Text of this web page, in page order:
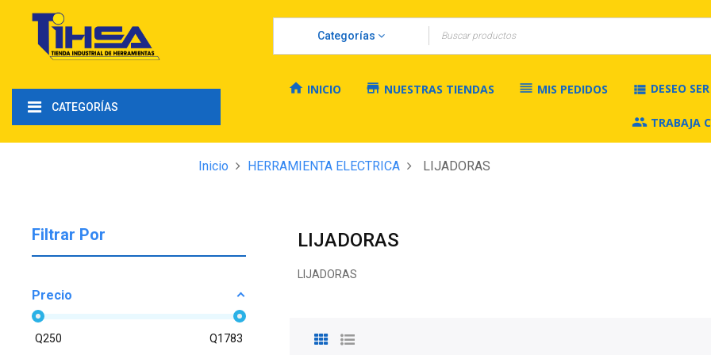
Categorías
CATEGORÍAS
home INICIO store NUESTRAS TIENDAS reorder MIS PEDIDOS view_list DESEO
group TRABAJA
Inicio HERRAMIENTA ELECTRICA LIJADORAS
Filtrar Por
Precio
Q250 Q1783
LIJADORAS
LIJADORAS